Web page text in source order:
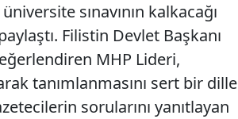
sınavının kalkacağı
Filistin Devlet Başkanı
MHP Lideri,
tanımlanmasını sert bir dille
sorularını yanıtlayan